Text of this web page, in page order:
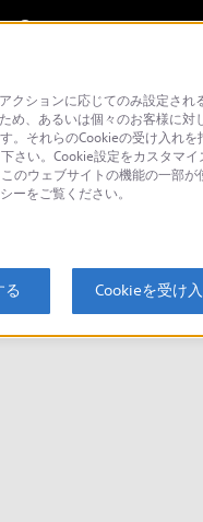
ションに応じてのみ設定さ
、あるいは個々のお客様に
それらのCookieの受け入れ
さい。Cookie設定をカスタマ
のウェブサイトの機能の一部
ーをご覧ください。
る Cookieを受け